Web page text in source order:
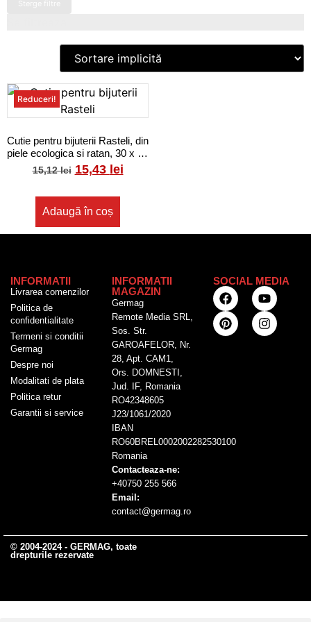
Sterge filtre
Reduceri!
Cutie pentru bijuterii Rasteli, din
piele ecologica si ratan, 30 x 16
x 4.5 cm, Crem
15,12lei 15,43 lei
Adaugă în coș
INFORMATII
Livrarea comenzilor
Politica de
confidentialitate
Termeni si conditii
Germag
Despre noi
Modalitati de plata
Politica retur
Garantii si service
INFORMATII
MAGAZIN
Germag
Remote Media SRL,
Sos. Str.
GAROAFELOR, Nr.
28, Apt. CAM1,
Ors. DOMNESTI,
Jud. IF, Romania
RO42348605
J23/1061/2020
IBAN
RO60BREL0002002282530100
Romania
Contacteaza-ne:
+40750 255 566
Email:
contact@germag.ro
SOCIAL MEDIA
© 2004-2024 - GERMAG, toate
drepturile rezervate